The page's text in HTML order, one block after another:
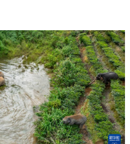
福建 江西
湖北 湖南
海南 重庆
云南 西藏
青海 宁夏